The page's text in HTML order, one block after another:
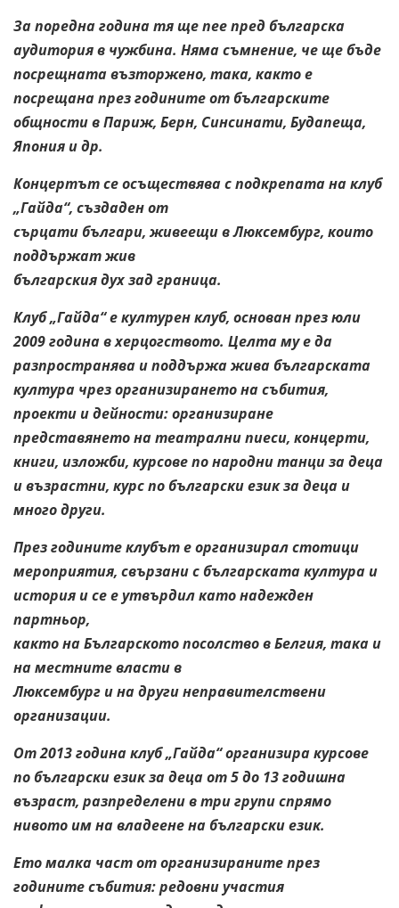
За поредна година тя щепее пред българска
аудитория в чужбина. Няма съмнение, че ще бъде
посрещната възторжено, така, както е
посрещана през годините отбългарските
общности в Париж, Берн, Синсинати, Будапеща,
Япония и др.
Концертът се осъществява с подкрепата на клуб
„Гайда“, създаден от
сърцати българи, живеещи в Люксембург, които
поддържат жив
българския дух зад граница.
Клуб „Гайда“ е културен клуб, основан през юли
2009 година вхерцогството. Целта му е да
разпространява и поддържа жива българската
култура чрез организирането на събития,
проекти и дейности:организиране
представянето на театрални пиеси, концерти,
книги, изложби, курсове по народни танци за деца
и възрастни, курс побългарски език за деца и
много други.
През годините клубът е организирал стотици
мероприятия, свързани сбългарската култура и
история и се е утвърдил като надежден
партньор,
както на Българското посолство в Белгия, така и
на местните власти в
Люксембург и на други неправителствени
организации.
От 2013 година клуб „Гайда“ организира курсове
по български език задеца от 5 до 13 годишна
възраст, разпределени в три групи спрямо
нивото им на владеене на български език.
Ето малка част от организираните през
годините събития: редовни участия